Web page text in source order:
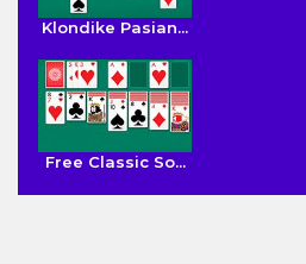
Klondike Pasian...
Free Classic So...